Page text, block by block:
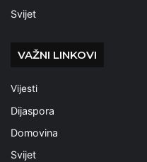
Svijet
VAŽNI LINKOVI
Vijesti
Dijaspora
Domovina
Svijet